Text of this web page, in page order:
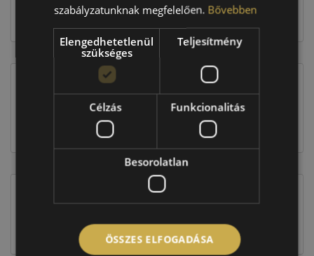
Kosárba
EU-s abroncscímke
címkével ellátott abroncs kerül kiszállításra.
szabályzatunknak megfelelően. Bővebben
Elengedhetetlenül
szükséges
Teljesítmény
Célzás Funkcionalitás
Besorolatlan
ÖSSZES ELFOGADÁSA